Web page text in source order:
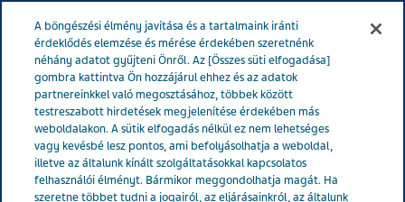
Magyarország Betegeknek Migrén
Migrén videók 3.
Kiváltó okok
Migrén videók 3. – Kiváltó
A böngészési élmény javítása és a tartalmaink iránti
érdeklődés elemzése és mérése érdekében szeretnénk
néhány adatot gyűjteni Önről. Az [Összes süti elfogadása]
gombra kattintva Ön hozzájárul ehhez és az adatok
partnereinkkel való megosztásához, többek között
testreszabott hirdetések megjelenítése érdekében más
weboldalakon. A sütik elfogadás nélkül ez nem lehetséges
vagy kevésbé lesz pontos, ami befolyásolhatja a weboldal,
illetve az általunk kínált szolgáltatásokkal kapcsolatos
felhasználói élményt. Bármikor meggondolhatja magát. Ha
szeretne többet tudni a jogairól, az eljárásainkról, az általunk